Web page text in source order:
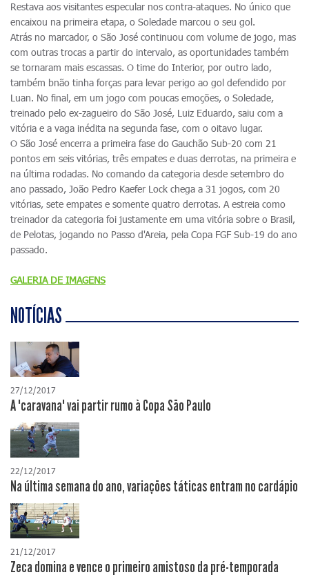
Restava aos visitantes especular nos contra-ataques. No único que
encaixou na primeira etapa, o Soledade marcou o seu gol.
Atrás no marcador, o São José continuou com volume de jogo, mas
com outras trocas a partir do intervalo, as oportunidades também
se tornaram mais escassas. O time do Interior, por outro lado,
também bnão tinha forças para levar perigo ao gol defendido por
Luan. No final, em um jogo com poucas emoções, o Soledade,
treinado pelo ex-zagueiro do São José, Luiz Eduardo, saiu com a
vitória e a vaga inédita na segunda fase, com o oitavo lugar.
O São José encerra a primeira fase do Gauchão Sub-20 com 21
pontos em seis vitórias, três empates e duas derrotas, na primeira e
na última rodadas. No comando da categoria desde setembro do
ano passado, João Pedro Kaefer Lock chega a 31 jogos, com 20
vitórias, sete empates e somente quatro derrotas. A estreia como
treinador da categoria foi justamente em uma vitória sobre o Brasil,
de Pelotas, jogando no Passo d'Areia, pela Copa FGF Sub-19 do ano
passado.
GALERIA DE IMAGENS
NOTÍCIAS
27/12/2017
A "caravana" vai partir rumo à Copa São Paulo
22/12/2017
Na última semana do ano, variações táticas entram no cardápio
21/12/2017
Zeca domina e vence o primeiro amistoso da pré-temporada